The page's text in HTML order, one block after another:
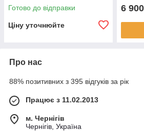
Готово до відправки
Ціну уточнюйте
6 900
Про нас
88% позитивних з 395 відгуків за рік
Працює з 11.02.2013
м. Чернігів
Чернігів, Україна